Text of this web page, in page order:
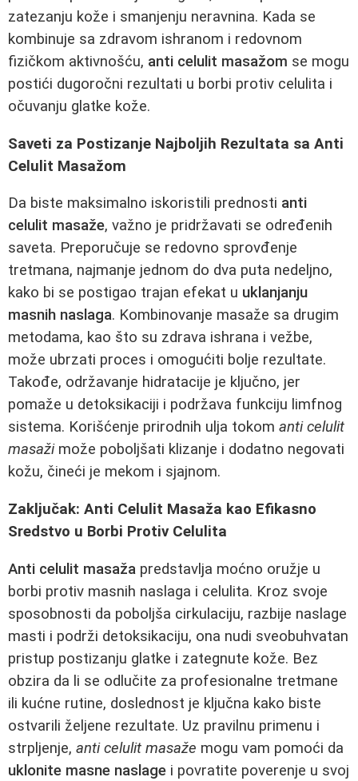
zatezanju kože i smanjenju neravnina. Kada se
kombinuje sa zdravom ishranom i redovnom
fizičkom aktivnošću, anti celulit masažom se mogu
postići dugoročni rezultati u borbi protiv celulita i
očuvanju glatke kože.
Saveti za Postizanje Najboljih Rezultata sa Anti
Celulit Masažom
Da biste maksimalno iskoristili prednosti anti
celulit masaže, važno je pridržavati se određenih
saveta. Preporučuje se redovno sprovđenje
tretmana, najmanje jednom do dva puta nedeljno,
kako bi se postigao trajan efekat u uklanjanju
masnih naslaga. Kombinovanje masaže sa drugim
metodama, kao što su zdrava ishrana i vežbe,
može ubrzati proces i omogućiti bolje rezultate.
Takođe, održavanje hidratacije je ključno, jer
pomaže u detoksikaciji i podržava funkciju limfnog
sistema. Korišćenje prirodnih ulja tokom anti celulit
masažimože poboljšati klizanje i dodatno negovati
kožu, čineći je mekom i sjajnom.
Zaključak: Anti Celulit Masaža kao Efikasno
Sredstvo u Borbi Protiv Celulita
Anti celulit masaža predstavlja moćno oružje u
borbi protiv masnih naslaga i celulita. Kroz svoje
sposobnosti da poboljša cirkulaciju, razbije naslage
masti i podrži detoksikaciju, ona nudi sveobuhvatan
pristup postizanju glatke i zategnute kože. Bez
obzira da li se odlučite za profesionalne tretmane
ili kućne rutine, doslednost je ključna kako biste
ostvarili željene rezultate. Uz pravilnu primenu i
strpljenje, anti celulit masaže mogu vam pomoći da
uklonite masne naslage i povratite poverenje u svoj